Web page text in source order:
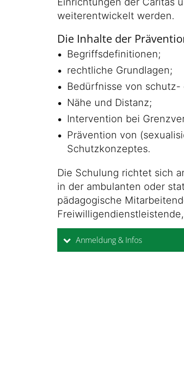
weiterentwickelt werden.
Die Inhalte der
Begriffsdefinitionen;
rechtliche Grundlagen;
Bedürfnisse von
Nähe und Distanz;
Intervention bei
Prävention von
Schutzkonzeptes.
Die Schulung richtet sich
in der ambulanten oder
pädagogische
Anmeldung & Infos